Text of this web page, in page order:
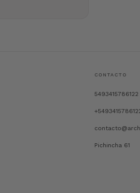
CONTACTO
5493415786122
Pichincha 61